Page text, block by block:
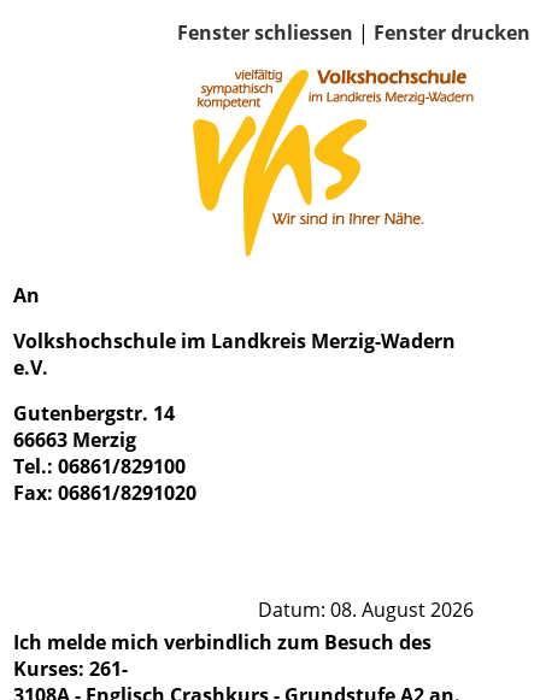
Fenster schliessen | Fenster drucken
An
Volkshochschule im Landkreis Merzig-Wadern
e.V.
Gutenbergstr. 14
66663 Merzig
Tel.: 06861/829100
Fax: 06861/8291020
Datum: 08. August 2026
Ich melde mich verbindlich zum Besuch des
Kurses: 261-